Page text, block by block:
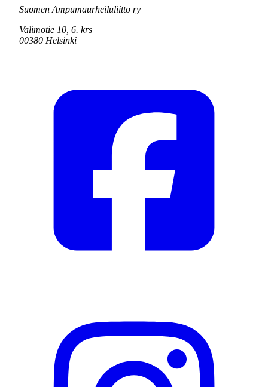
Suomen Ampumaurheiluliitto ry
Valimotie 10, 6. krs
00380 Helsinki